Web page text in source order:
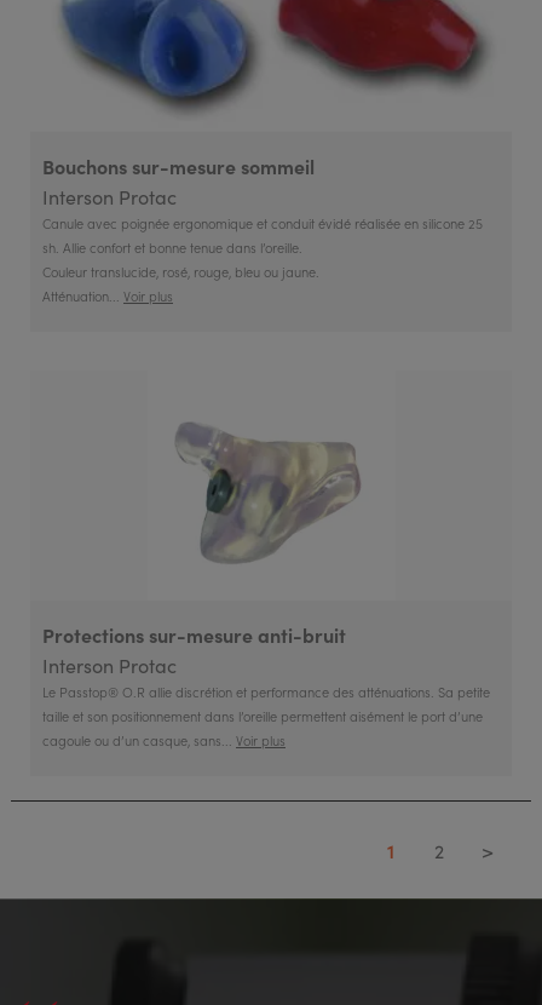
Bouchons sur-mesure sommeil
Interson Protac
Canule avec poignée ergonomique et conduit évidé réalisée en silicone 25
sh. Allie confort et bonne tenue dans l’oreille.
Couleur translucide, rosé, rouge, bleu ou jaune.
Atténuation... Voir plus
Protections sur-mesure anti-bruit
Interson Protac
Le Passtop® O.R allie discrétion et performance des atténuations. Sa petite
taille et son positionnement dans l’oreille permettent aisément le port d’une
cagoule ou d’un casque, sans... Voir plus
1 2 >